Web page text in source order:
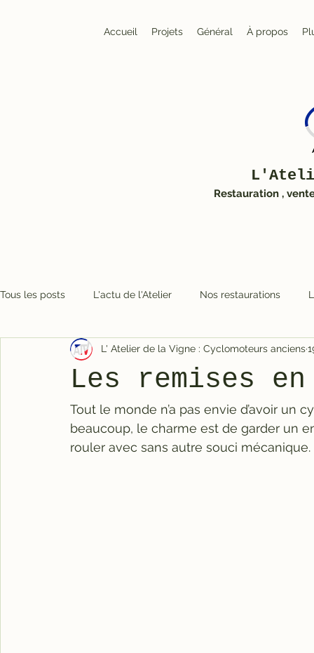
Accueil Projets Général À propos
Restauration ,
Tous les posts L'actu de l'Atelier Nos restaurations
Les remises
L' Atelier de la Vigne : Cyclomoteurs anciens
Tout le monde n’a pas envie d’avoir un
beaucoup, le charme est de garder un
rouler avec sans autre souci mécanique.